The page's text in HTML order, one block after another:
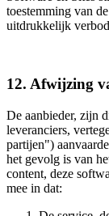
toestemming van
uitdrukkelijk
12. Afwijzing
De aanbieder, zijn
leveranciers,
partijen")
het gevolg is van
content, deze
mee in dat: